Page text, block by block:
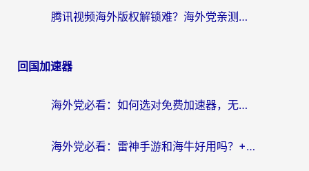
腾讯视频海外版权解锁难？海外党亲测：选对回国加速器，追剧观影零障碍
回国加速器
海外党必看：如何选对免费加速器，无缝访问国内资源不踩坑？
海外党必看：雷神手游和海牛好用吗？+3款热门加速器实测对比，附番茄加速器无缝回国指南